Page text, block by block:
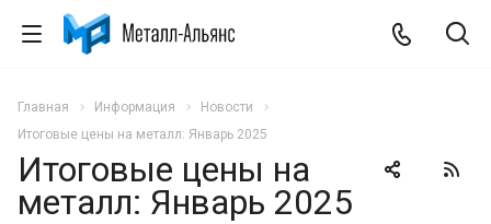
Главная Информация
Новости
Итоговые цены на металл: Январь 2025
Итоговые цены на
металл: Январь 2025